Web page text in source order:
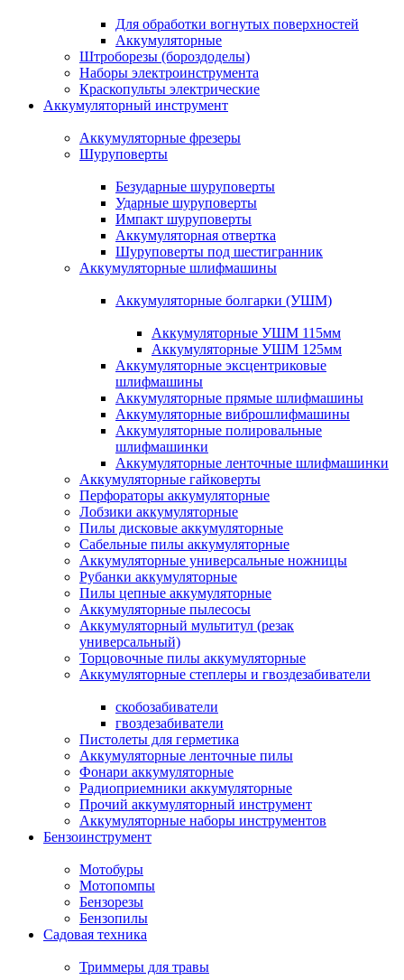
Для обработки вогнутых поверхностей
Аккумуляторные
Штроборезы (бороздоделы)
Наборы электроинструмента
Краскопульты электрические
Аккумуляторный инструмент
Аккумуляторные фрезеры
Шуруповерты
Безударные шуруповерты
Ударные шуруповерты
Импакт шуруповерты
Аккумуляторная отвертка
Шуруповерты под шестигранник
Аккумуляторные шлифмашины
Аккумуляторные болгарки (УШМ)
Аккумуляторные УШМ 115мм
Аккумуляторные УШМ 125мм
Аккумуляторные эксцентриковые
шлифмашины
Аккумуляторные прямые шлифмашины
Аккумуляторные виброшлифмашины
Аккумуляторные полировальные
шлифмашинки
Аккумуляторные ленточные шлифмашинки
Аккумуляторные гайковерты
Перфораторы аккумуляторные
Лобзики аккумуляторные
Пилы дисковые аккумуляторные
Сабельные пилы аккумуляторные
Аккумуляторные универсальные ножницы
Рубанки аккумуляторные
Пилы цепные аккумуляторные
Аккумуляторные пылесосы
Аккумуляторный мультитул (резак
универсальный)
Торцовочные пилы аккумуляторные
Аккумуляторные степлеры и гвоздезабиватели
скобозабиватели
гвоздезабиватели
Пистолеты для герметика
Аккумуляторные ленточные пилы
Фонари аккумуляторные
Радиоприемники аккумуляторные
Прочий аккумуляторный инструмент
Аккумуляторные наборы инструментов
Бензоинструмент
Мотобуры
Мотопомпы
Бензорезы
Бензопилы
Садовая техника
Триммеры для травы